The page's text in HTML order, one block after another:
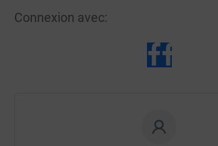
Connexion avec: